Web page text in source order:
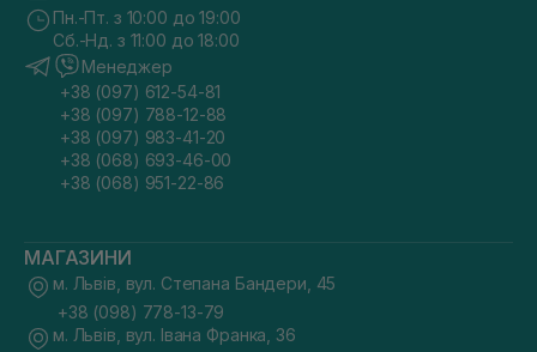
Пн.-Пт. з 10:00 до 19:00
Сб.-Нд. з 11:00 до 18:00
Менеджер
+38 (097) 612-54-81
+38 (097) 788-12-88
+38 (097) 983-41-20
+38 (068) 693-46-00
+38 (068) 951-22-86
МАГАЗИНИ
м. Львів, вул. Степана Бандери, 45
+38 (098) 778-13-79
м. Львів, вул. Івана Франка, 36